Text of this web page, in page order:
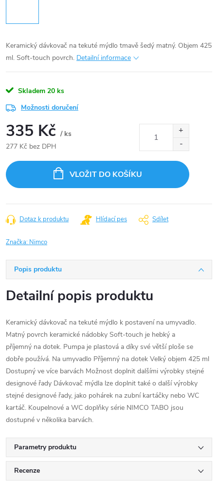
Keramický dávkovač na tekuté mýdlo tmavě šedý matný. Objem 425
ml. Soft-touch povrch. Detailní informace
Skladem 20 ks
Možnosti doručení
335 Kč / ks
277 Kč bez DPH
cena:
VLOŽIT DO KOŠÍKU
Dotaz k produktu Hlídací pes Sdílet
Značka: Nimco
Popis produktu
Detailní popis produktu
Keramický dávkovač na tekuté mýdlo k postavení na umyvadlo.
Matný povrch keramické nádobky Soft-touch je hebký a
příjemný na dotek. Pumpa je plastová a díky své větší ploše se
dobře používá. Na umyvadlo Příjemný na dotek Velký objem 425 ml
Dostupný ve více barvách Možnost doplnit dalšími výrobky stejné
designové řady Dávkovač mýdla lze doplnit také o další výrobky
stejné designové řady, jako pohárek na zubní kartáčky nebo WC
kartáč. Koupelnové a WC doplňky série NIMCO TABO jsou
dostupné v několika barvách.
Parametry produktu
Recenze